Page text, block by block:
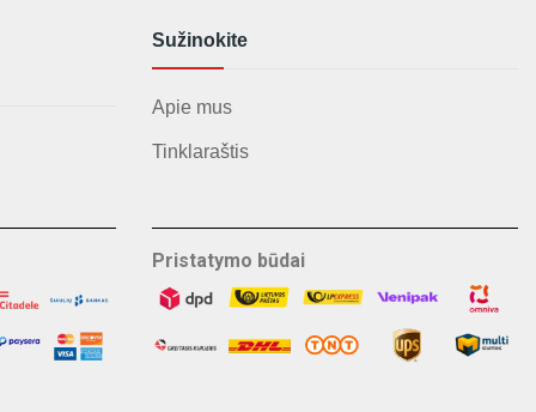
Sužinokite
Apie mus
Tinklaraštis
Pristatymo būdai